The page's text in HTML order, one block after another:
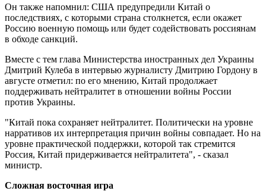
Он также напомнил: США предупредили Китай о
последствиях, с которыми страна столкнется, если окажет
Россию военную помощь или будет содействовать россиянам
в обходе санкций.
Вместе с тем глава Министерства иностранных дел Украины
Дмитрий Кулеба в интервью журналисту Дмитрию Гордону в
августе отметил: по его мнению, Китай продолжает
поддерживать нейтралитет в отношении войны России
против Украины.
"Китай пока сохраняет нейтралитет. Политически на уровне
нарративов их интерпретация причин войны совпадает. Но на
уровне практической поддержки, которой так стремится
Россия, Китай придерживается нейтралитета", - сказал
министр.
Сложная восточная игра